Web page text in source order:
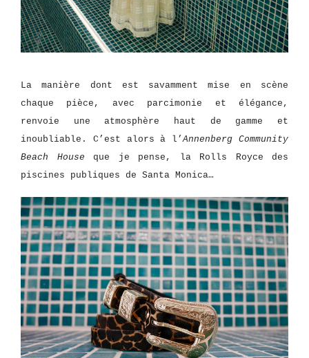
La manière dont est savamment mise en scène
chaque pièce, avec parcimonie et élégance,
renvoie une atmosphère haut de gamme et
inoubliable. C’est alors à l’Annenberg Community
Beach House que je pense, la Rolls Royce des
piscines publiques de Santa Monica…